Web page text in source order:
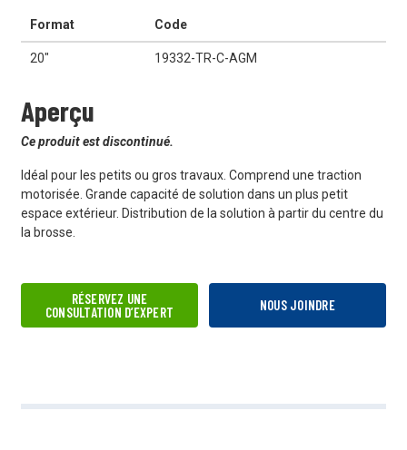
Format Code
20" 19332-TR-C-AGM
Aperçu
Ce produit est discontinué.
Idéal pour les petits ou gros travaux. Comprend une traction
motorisée. Grande capacité de solution dans un plus petit
espace extérieur. Distribution de la solution à partir du centre du
la brosse.
RÉSERVEZ UNE
CONSULTATION D’EXPERT
NOUS JOINDRE